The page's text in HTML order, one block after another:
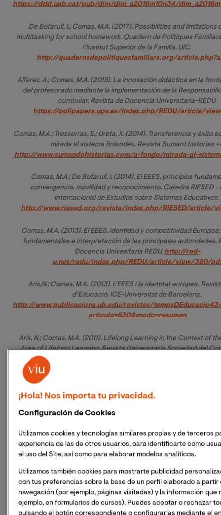
https://ddd.uab.cat/pub/dim/dim_a2016m10n34/
De Bofarull, I.; Comas, M.A. (2017). Possibilities and limitations
multitasking for school homework. Quadern de Polítiques
http://quadernsdepolitiquesfamiliars.org/
Alferez, A.; Comas, M.A. (2015). La innovación didáctica en la
del profesorado mediante la implementación de la
curricular. Revista de Docencia Universitaria-REDU
https://polipapers.upv.es/index.php/REDU/article/
Comas, M.A.; Tresserras, E.; Ureta, X. (2014). Transferencia y éxito
mirada al sistema finlandé
http://www.sumandohistorias.com/a-fondo/mirada-al-
Comas, M.A.; De Bofarull, I. (2014). El EEES, principios
convergencia, movilidad y reconocimiento. Catedra RIESED -
Internacional de Estudios sobre Sistemas Educativos.
http://www.riesed.org/revista/index.php/RIESED/article/
Comas, M.A. (2013). El EEES, identidad y competitividad
fundamentales e interpretación de las principales autoridades.
Docencia Univesitaria REDU. http://red-
u.net/redu/index.php/REDU/article/view/380/
Arís,N.; Comas, M.A. (2013). L'EEES i la identitat europea.
d’Educació. ICE-Universitat de Barcelona.
http://www.publicacions.ub.edu/revistes/
articulo=830&modo=resumen
Arís, N.; Comas, M.A. (2011). Lifelong Learning in the Context of
Area of Lifelong Learning. Revista Universitaria Sociedad del
http://rusc.uoc.edu/ojs/index.php/rusc/article/view/
Informes trayectoría científica: Dr.Troquet, Dr.Hernu,
Dr.Rovira (2014)
Proyecto Innovación docente. Mención TIC. GEIN. VIU
Proyectos competitivos:
¡Hola! Nos importa tu privacidad.
Configuración de Cookies
Utilizamos cookies y tecnologías similares propias y de terceros
experiencia de las de otros usuarios, para identificarte como
el uso del Site, así como para elaborar modelos analíticos.
Utilizamos también cookies para mostrarte publicidad
con tus preferencias sobre la base de un perfil elaborado a partir
navegación (por ejemplo, páginas visitadas) y la información que
ejemplo, en formularios de cursos). Puedes aceptar o rechazar
pulsando el botón correspondiente o configurarlas mediante el